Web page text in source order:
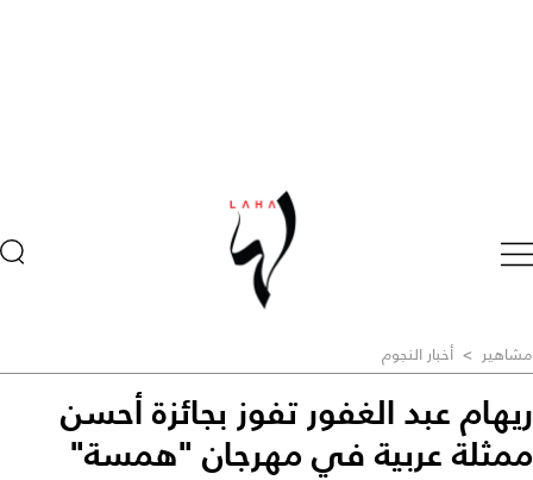
مشاهير > أخبار النجوم
ريهام عبد الغفور تفوز بجائزة أحسن
ممثلة عربية في مهرجان "همسة"